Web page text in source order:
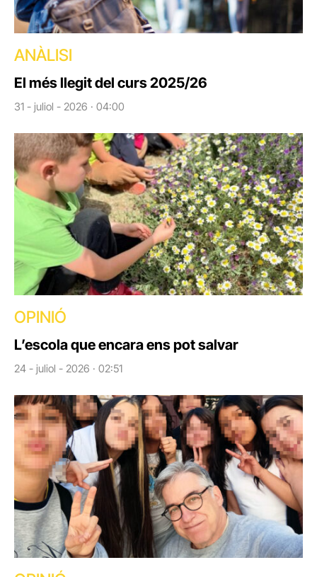
ANÀLISI
El més llegit del curs 2025/26
31 - juliol - 2026 · 04:00
OPINIÓ
L’escola que encara ens pot salvar
24 - juliol - 2026 · 02:51